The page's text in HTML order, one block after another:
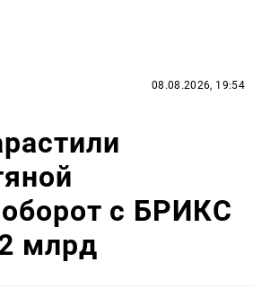
08.08.2026, 19:54
с БРИКС
млрд